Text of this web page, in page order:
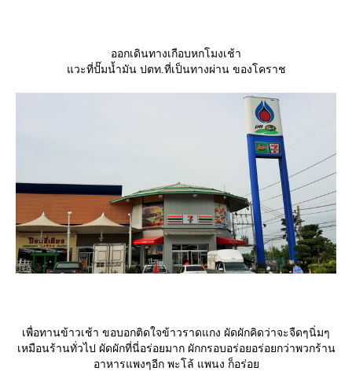
ออกเดินทางเกือบหกโมงเช้า
วะที่ปั๊มน้ำมัน ปตท.ที่เป็นทางผ่าน ของโคราช
เพื่อทานข้าวเช้า ขอบอกติดใจข้าวราดแกง ผัดผักคิดว่าจะจืดๆนิ่มๆ
เหมือนร้านทั่วไป ผัดผักที่นี่อร่อยมาก ผักกรอบอร่อยอร่อยกว่าพวกร้าน
อาหารแพงๆอีก พะโล้ แพนง ก็อร่อ